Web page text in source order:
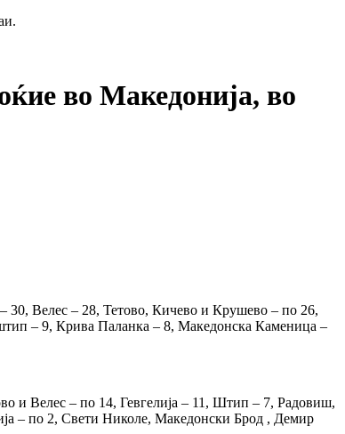
во Македонија, во
30, Велес – 28, Тетово, Кичево и Крушево – по 26,
– 9, Крива Паланка – 8, Македонска Каменица –
и Велес – по 14, Гевгелија – 11, Штип – 7, Радовиш,
– по 2, Свети Николе, Македонски Брод , Демир